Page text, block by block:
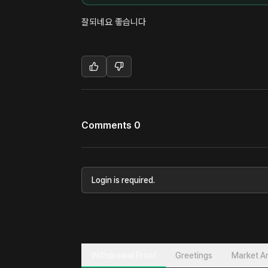
잘되네요 좋습니다
Comments 0
Login is required.
Greetings Market